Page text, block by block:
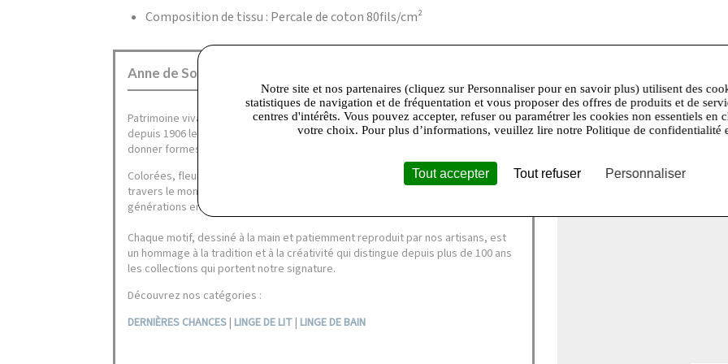
Composition de tissu : Percale de coton 80fils/cm²
Anne de Solène Corbeil :
Patrimoine vivant de l’art de vivre français, la Marque Anne de Solène exprime
depuis 1906 le goût du beau linge de maison et le soin de chaque détail pour
donner formes & couleurs à des produits d’une élégance rare.
Colorées, fleuries, actuelles, les collections Anne de Solène symbolisent à
travers le monde tout l’esprit d’un linge de maison qui se transmet de
générations en générations.
Chaque motif, dessiné à la main et patiemment reproduit par nos artisans, est
un hommage à la tradition et à la créativité qui distingue depuis plus de 100 ans
les collections qui portent notre signature.
Découvrez nos catégories :
DERNIÈRES CHANCES | LINGE DE LIT | LINGE DE BAIN
−
Notre site et nos partenaires (cliquez sur Personnaliser pour en savoir plus) utilisent des
statistiques de navigation et de fréquentation et vous proposer des offres de produits et de
centres d'intérêts. Vous pouvez accepter, refuser ou paramétrer les cookies non essentiels en
votre choix. Pour plus d’informations, veuillez lire notre Politique de confidentialité
Tout accepter Tout refuser Personnaliser